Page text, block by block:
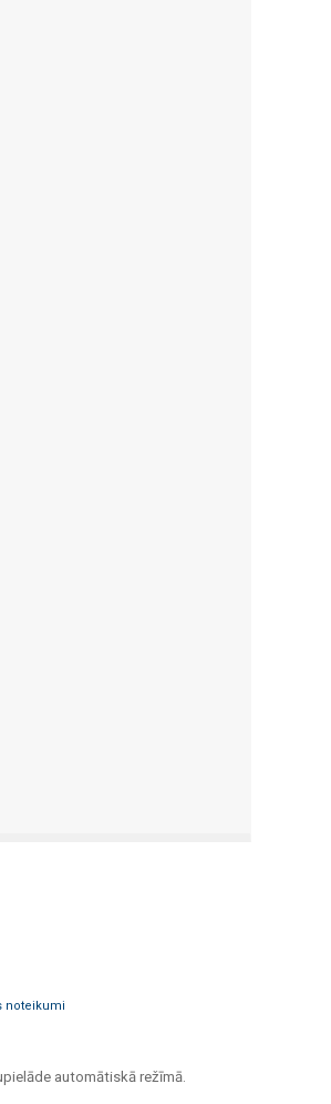
noteikumi
automātiskā režīmā.